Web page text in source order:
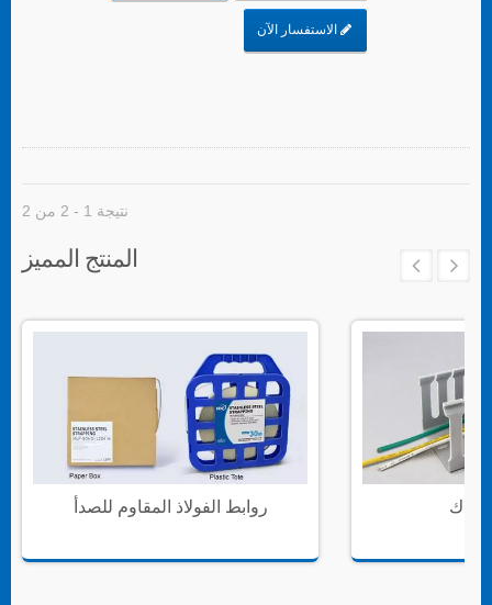
الاستفسار الآن
نتيجة 1 - 2 من 2
المنتج المميز
روابط الفولاذ المقاوم للصدأ